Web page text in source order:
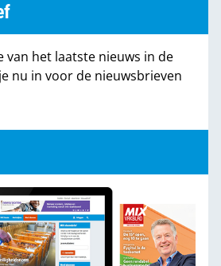
van het laatste nieuws in de
nu in voor de nieuwsbrieven